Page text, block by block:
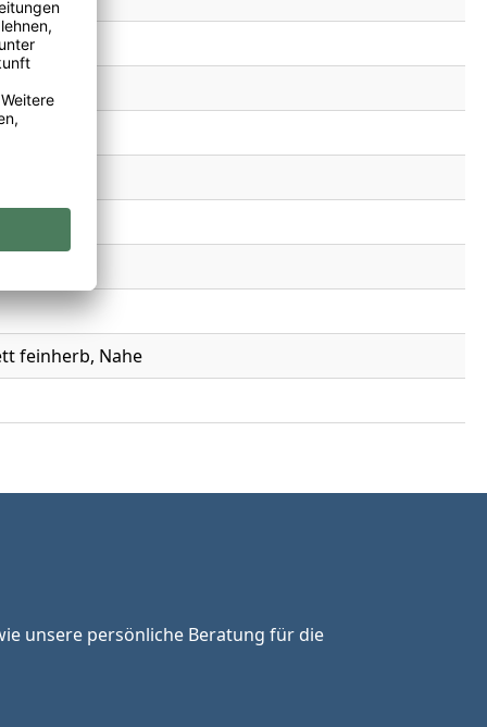
feinherb, Nahe
unsere persönliche Beratung für die